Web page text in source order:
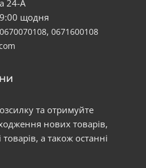
24-А
щодня
0670070108, 0671600108
та отримуйте
нових товарів,
а також останні